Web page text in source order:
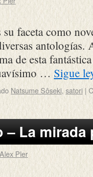
faceta como
antologías.
de esta
… Sigue
Natsume Sôseki, satori |
– La mirada
Alex Pler